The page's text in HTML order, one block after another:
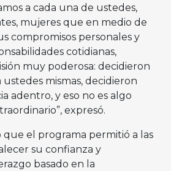
a cada una de ustedes,
mujeres que en medio de
compromisos personales y
cotidianas,
muy poderosa: decidieron
mismas, decidieron
adentro, y eso no es algo
expresó.
que el programa permitió a las
su confianza y
basado en la